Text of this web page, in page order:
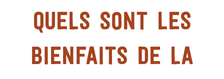
Quels sont les
bienfaits de la